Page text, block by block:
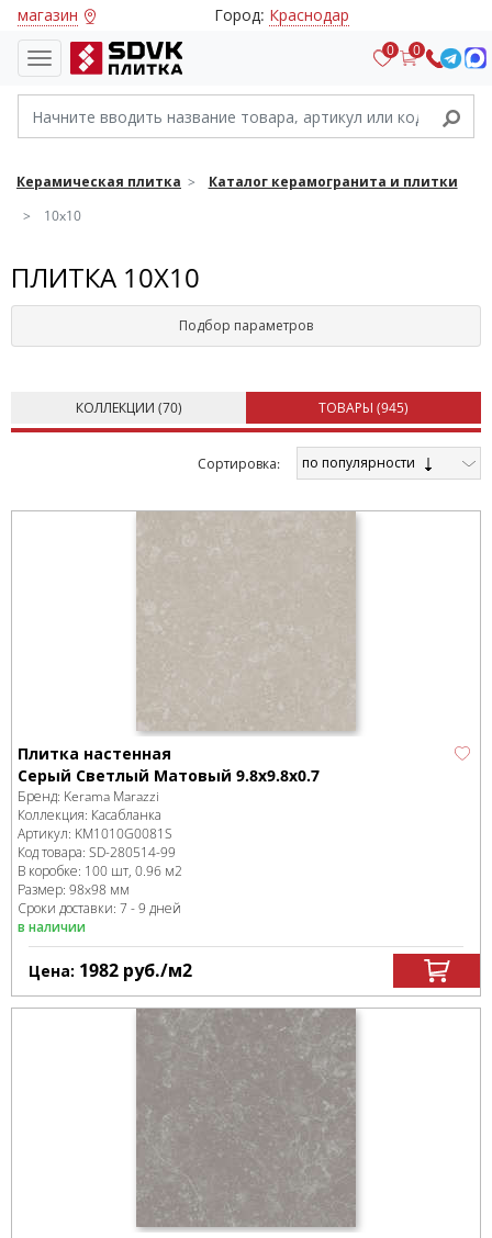
магазин Город: Краснодар
0 0
Керамическая плитка
Каталог керамогранита и плитки
10x10
ПЛИТКА 10X10
Подбор параметров
КОЛЛЕКЦИИ (70) ТОВАРЫ (945)
Cортировка: по популярности
Плитка настенная
Серый Светлый Матовый 9.8x9.8x0.7
Бренд: Kerama Marazzi
Коллекция: Касабланка
Артикул: KM1010G0081S
Код товара: SD-280514-99
В коробке: 100 шт, 0.96 м2
Размер: 98x98 мм
Сроки доставки: 7 - 9 дней
в наличии
Цена: 1982 руб./м2